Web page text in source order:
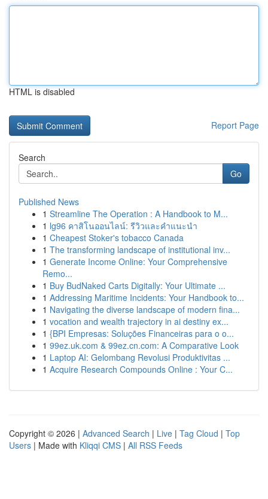
HTML is disabled
Report Page
Search
Go
Published News
1 Streamline The Operation : A Handbook to M...
1 lg96 คาสิโนออนไลน์: รีวิวและคำแนะนำ
1 Cheapest Stoker's tobacco Canada
1 The transforming landscape of institutional inv...
1 Generate Income Online: Your Comprehensive
Remo...
1 Buy BudNaked Carts Digitally: Your Ultimate ...
1 Addressing Maritime Incidents: Your Handbook to...
1 Navigating the diverse landscape of modern fina...
1 vocation and wealth trajectory in ai destiny ex...
1 {BPI Empresas: Soluções Financeiras para o o...
1 99ez.uk.com & 99ez.cn.com: A Comparative Look
1 Laptop AI: Gelombang Revolusi Produktivitas ...
1 Acquire Research Compounds Online : Your C...
Copyright © 2026 | Advanced Search | Live | Tag Cloud | Top
Users | Made with Kliqqi CMS | All RSS Feeds